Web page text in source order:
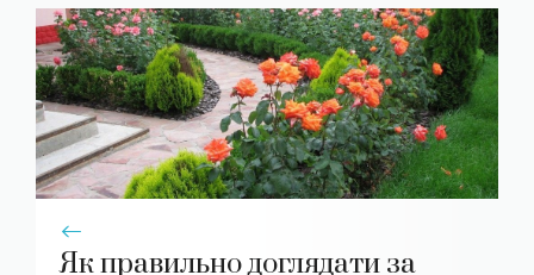
Як правильно доглядати за